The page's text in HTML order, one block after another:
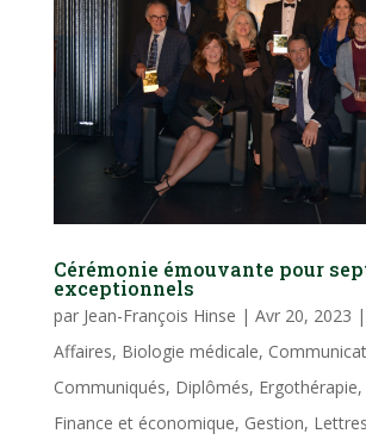
Cérémonie émouvante pour
exceptionnels
par Jean-François Hinse | Avr 20, 2023 |
Affaires, Biologie médicale,
Communiqués, Diplômés, Ergothérapie,
Finance et économique, Gestion, Lettres